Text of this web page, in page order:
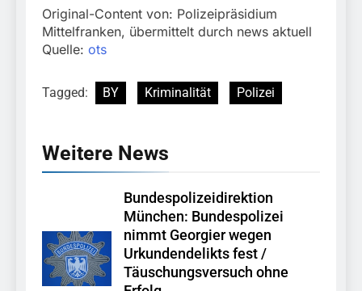
Original-Content von: Polizeipräsidium
Mittelfranken, übermittelt durch news aktuell
Quelle: ots
Tagged: BY Kriminalität Polizei
Weitere News
Bundespolizeidirektion
München: Bundespolizei
nimmt Georgier wegen
Urkundendelikts fest /
Täuschungsversuch ohne